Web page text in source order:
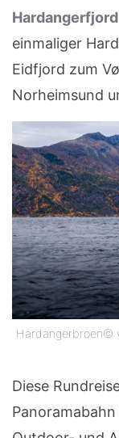
einmaliger
Eidfjord zum
Norheimsund
Hardangerbroen©
Diese